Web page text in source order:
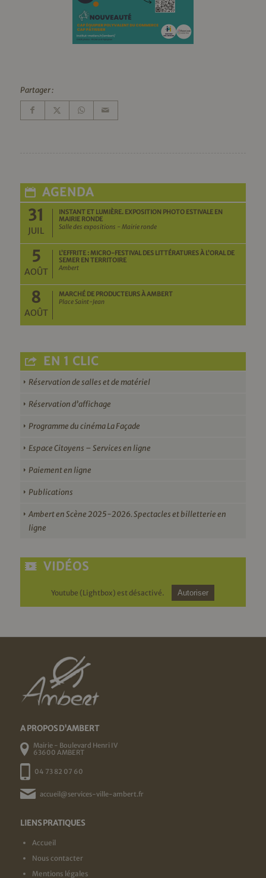
Partager :
AGENDA
31
JUIL
INSTANT ET LUMIÈRE. EXPOSITION PHOTO ESTIVALE EN
MAIRIE RONDE
Salle des expositions - Mairie ronde
5
AOÛT
L’EFFRITE : MICRO-FESTIVAL DES LITTÉRATURES À L’ORAL DE
SEMER EN TERRITOIRE
Ambert
8
AOÛT
MARCHÉ DE PRODUCTEURS À AMBERT
Place Saint-Jean
EN 1 CLIC
Réservation de salles et de matériel
Réservation d’affichage
Programme du cinéma La Façade
Espace Citoyens – Services en ligne
Paiement en ligne
Publications
Ambert en Scène 2025-2026. Spectacles et billetterie en
ligne
VIDÉOS
Youtube (Lightbox) est désactivé. Autoriser
A PROPOS D'AMBERT
Mairie - Boulevard Henri IV
63600 AMBERT
04 73 82 07 60
accueil@services-ville-ambert.fr
LIENS PRATIQUES
Accueil
Nous contacter
Mentions légales